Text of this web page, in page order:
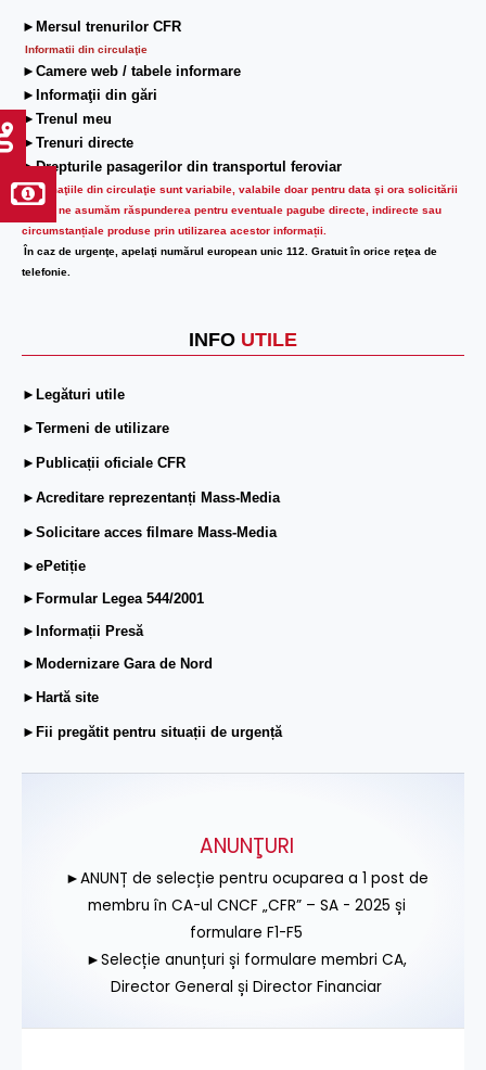
►Mersul trenurilor CFR
Informatii din circulaţie
►Camere web / tabele informare
►Informaţii din gări
►Trenul meu
►Trenuri directe
►Drepturile pasagerilor din transportul feroviar
Informaţiile din circulaţie sunt variabile, valabile doar pentru data şi ora solicitării
Nu ne asumăm răspunderea pentru eventuale pagube directe, indirecte sau
circumstanțiale produse prin utilizarea acestor informații.
În caz de urgenţe, apelaţi numărul european unic 112. Gratuit în orice reţea de
telefonie.
INFO UTILE
►Legături utile
►Termeni de utilizare
►Publicații oficiale CFR
►Acreditare reprezentanți Mass-Media
►Solicitare acces filmare Mass-Media
►ePetiție
►Formular Legea 544/2001
►Informații Presă
►Modernizare Gara de Nord
►Hartă site
►Fii pregătit pentru situații de urgență
ANUNŢURI
►ANUNȚ de selecție pentru ocuparea a 1 post de
membru în CA-ul CNCF „CFR” – SA - 2025 și
formulare F1-F5
►Selecție anunțuri și formulare membri CA,
Director General și Director Financiar